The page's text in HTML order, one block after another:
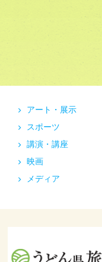
アート・展示
スポーツ
講演・講座
映画
メディア